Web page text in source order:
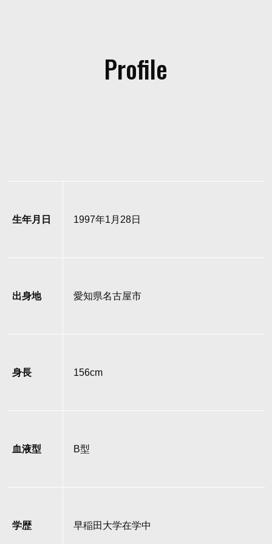
Profile
生年月日 1997年1月28日
出身地 愛知県名古屋市
身長 156cm
血液型 B型
学歴 早稲田大学在学中